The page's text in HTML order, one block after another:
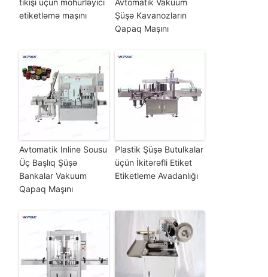
tikişi üçün möhürləyici
etiketləmə maşını
Avtomatik Vakuum
Şüşə Kavanozların
Qapaq Maşını
Avtomatik Inline Sousu
Üç Başlıq Şüşə
Bankalar Vakuum
Qapaq Maşını
Plastik Şüşə Butulkalar
üçün İkitərəfli Etiket
Etiketleme Avadanlığı